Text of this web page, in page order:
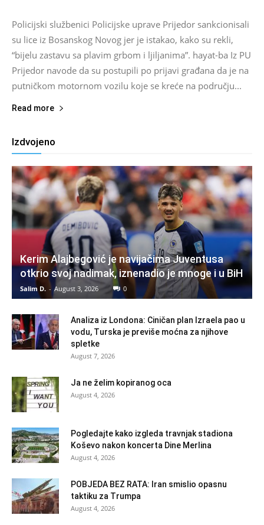
Policijski službenici Policijske uprave Prijedor sankcionisali
su lice iz Bosanskog Novog jer je istakao, kako su rekli,
“bijelu zastavu sa plavim grbom i ljiljanima”. hayat-ba Iz PU
Prijedor navode da su postupili po prijavi građana da je na
putničkom motornom vozilu koje se kreće na području...
Read more
Izdvojeno
Kerim Alajbegović je navijačima Juventusa
otkrio svoj nadimak, iznenadio je mnoge i u BiH
Salim D. - August 3, 2026 0
Analiza iz Londona: Ciničan plan Izraela pao u
vodu, Turska je previše moćna za njihove
spletke
August 7, 2026
Ja ne želim kopiranog oca
August 4, 2026
Pogledajte kako izgleda travnjak stadiona
Koševo nakon koncerta Dine Merlina
August 4, 2026
POBJEDA BEZ RATA: Iran smislio opasnu
taktiku za Trumpa
August 4, 2026